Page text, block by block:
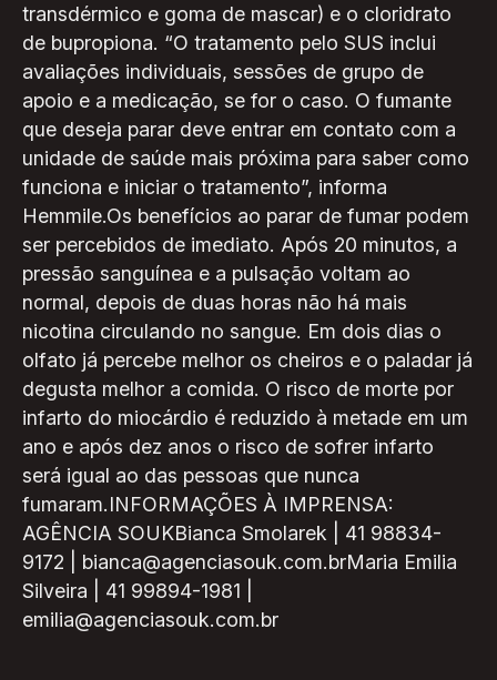
transdérmico e goma de mascar) e o cloridrato
de bupropiona. “O tratamento pelo SUS inclui
avaliações individuais, sessões de grupo de
apoio e a medicação, se for o caso. O fumante
que deseja parar deve entrar em contato com a
unidade de saúde mais próxima para saber como
funciona e iniciar o tratamento”, informa
Hemmile.Os benefícios ao parar de fumar podem
ser percebidos de imediato. Após 20 minutos, a
pressão sanguínea e a pulsação voltam ao
normal, depois de duas horas não há mais
nicotina circulando no sangue. Em dois dias o
olfato já percebe melhor os cheiros e o paladar já
degusta melhor a comida. O risco de morte por
infarto do miocárdio é reduzido à metade em um
ano e após dez anos o risco de sofrer infarto
será igual ao das pessoas que nunca
fumaram.INFORMAÇÕES À IMPRENSA:
AGÊNCIA SOUKBianca Smolarek | 41 98834-
9172 | bianca@agenciasouk.com.brMaria Emilia
Silveira | 41 99894-1981 |
emilia@agenciasouk.com.br